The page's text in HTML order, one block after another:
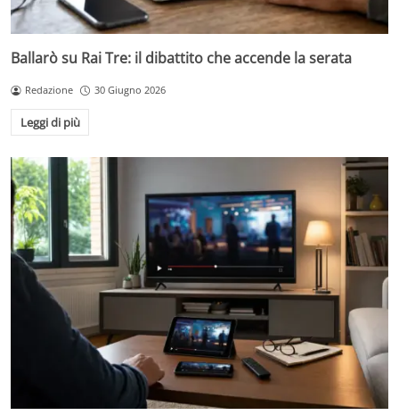
Ballarò su Rai Tre: il dibattito che accende la serata
Redazione 30 Giugno 2026
Leggi di più